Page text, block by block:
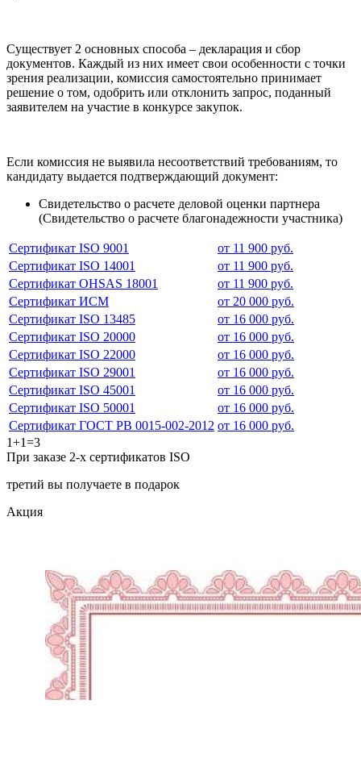
Существует 2 основных способа – декларация и сбор
документов. Каждый из них имеет свои особенности с точки
зрения реализации, комиссия самостоятельно принимает
решение о том, одобрить или отклонить запрос, поданный
заявителем на участие в конкурсе закупок.
Если комиссия не выявила несоответствий требованиям, то
кандидату выдается подтверждающий документ:
Свидетельство о расчете деловой оценки партнера
(Свидетельство о расчете благонадежности участника)
Сертификат ISO 9001
от 11 900 руб.
Сертификат ISO 14001
от 11 900 руб.
Сертификат OHSAS 18001
от 11 900 руб.
Сертификат ИСМ
от 20 000 руб.
Сертификат ISO 13485
от 16 000 руб.
Сертификат ISO 20000
от 16 000 руб.
Сертификат ISO 22000
от 16 000 руб.
Сертификат ISO 29001
от 16 000 руб.
Сертификат ISO 45001
от 16 000 руб.
Сертификат ISO 50001
от 16 000 руб.
Сертификат ГОСТ РВ 0015-002-2012 от 16 000 руб.
1+1=3
При заказе 2-х сертификатов ISO
третий вы получаете в подарок
Акция